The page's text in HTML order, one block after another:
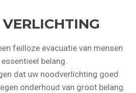
feilloze evacuatie van mensen
belang.
dat uw noodverlichting goed
onderhoud van groot belang.